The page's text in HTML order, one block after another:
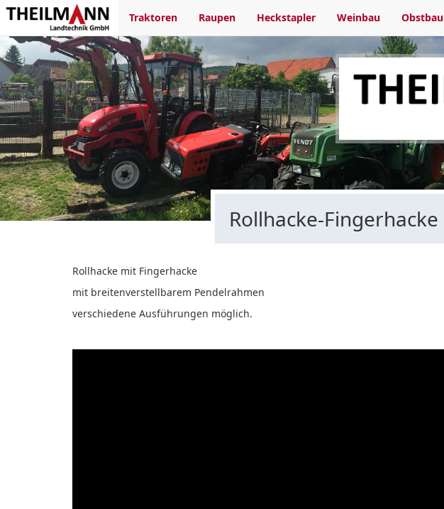
Traktoren Raupen Heckstapler Weinbau Obstbau
Rollhacke-Fingerhacke
Rollhacke mit Fingerhacke
mit breitenverstellbarem Pendelrahmen
verschiedene Ausführungen möglich.